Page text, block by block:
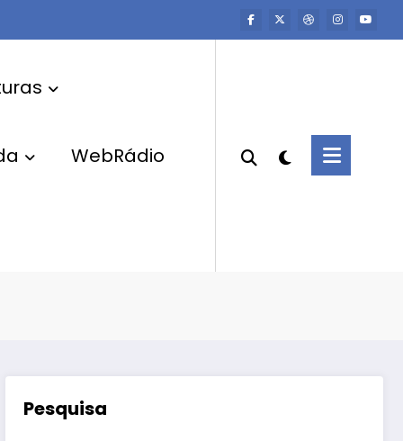
WebRádio
Pesquisa